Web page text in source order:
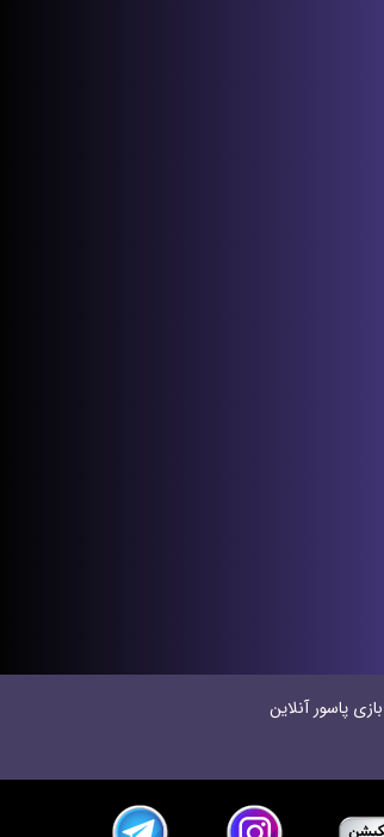
پاسور آنلاین